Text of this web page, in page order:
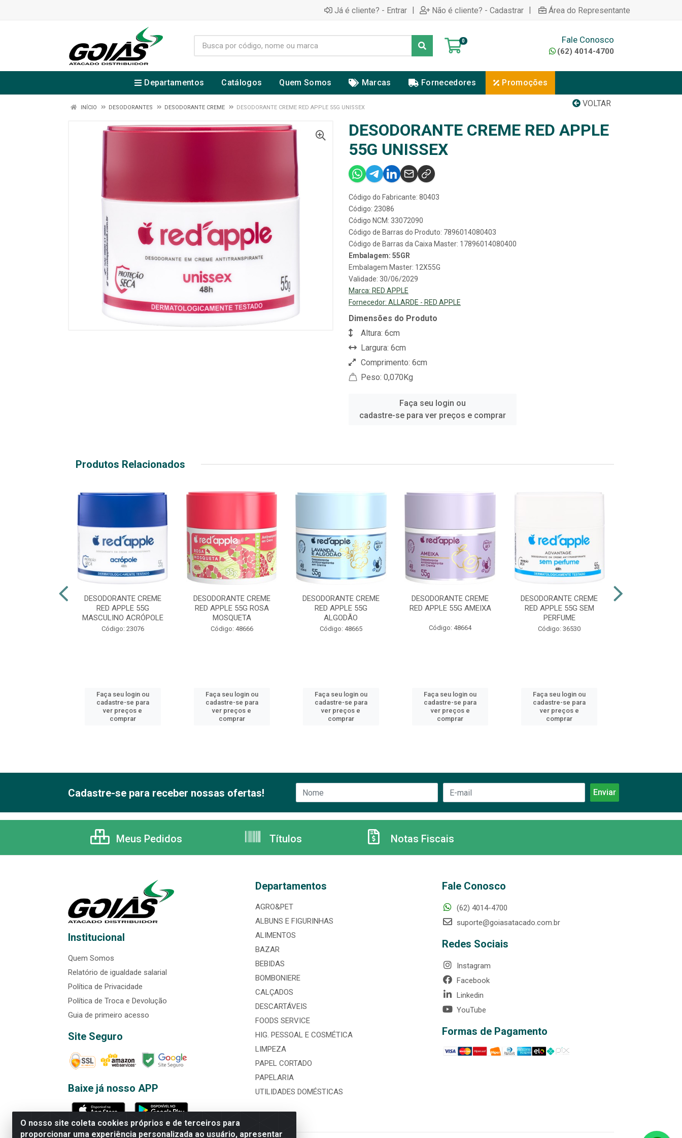
Já é cliente? - Entrar | Não é cliente? - Cadastrar | Área do Representante
0 Fale Conosco
(62) 4014-4700
Departamentos Catálogos Quem Somos Marcas Fornecedores Promoções
VOLTAR
INÍCIO DESODORANTES DESODORANTE CREME DESODORANTE CREME RED APPLE 55G UNISSEX
DESODORANTE CREME RED APPLE
55G UNISSEX
Código do Fabricante: 80403
Código: 23086
Código NCM: 33072090
Código de Barras do Produto: 7896014080403
Código de Barras da Caixa Master: 17896014080400
Embalagem: 55GR
Embalagem Master: 12X55G
Validade: 30/06/2029
Marca: RED APPLE
Fornecedor: ALLARDE - RED APPLE
Dimensões do Produto
Altura: 6cm
Largura: 6cm
Comprimento: 6cm
Peso: 0,070Kg
Faça seu login ou
cadastre-se para ver preços e comprar
Produtos Relacionados
DESODORANTE CREME
RED APPLE 55G
MASCULINO ACRÓPOLE
Código: 23076
Faça seu login ou
cadastre-se para
ver preços e
comprar
DESODORANTE CREME
RED APPLE 55G ROSA
MOSQUETA
Código: 48666
Faça seu login ou
cadastre-se para
ver preços e
comprar
DESODORANTE CREME
RED APPLE 55G
ALGODÃO
Código: 48665
Faça seu login ou
cadastre-se para
ver preços e
comprar
DESODORANTE CREME
RED APPLE 55G AMEIXA
Código: 48664
Faça seu login ou
cadastre-se para
ver preços e
comprar
DESODORANTE CREME
RED APPLE 55G SEM
PERFUME
Código: 36530
Faça seu login ou
cadastre-se para
ver preços e
comprar
O nosso site coleta cookies próprios e de terceiros para
proporcionar uma experiência personalizada ao usuário, apresentar
Cadastre-se para receber nossas ofertas!
Meus Pedidos Títulos Notas Fiscais
Institucional
Quem Somos
Relatório de igualdade salarial
Política de Privacidade
Política de Troca e Devolução
Guia de primeiro acesso
Site Seguro
Baixe já nosso APP
Departamentos
AGRO&PET
ALBUNS E FIGURINHAS
ALIMENTOS
BAZAR
BEBIDAS
BOMBONIERE
CALÇADOS
DESCARTÁVEIS
FOODS SERVICE
HIG. PESSOAL E COSMÉTICA
LIMPEZA
PAPEL CORTADO
PAPELARIA
UTILIDADES DOMÉSTICAS
Fale Conosco
(62) 4014-4700
suporte@goiasatacado.com.br
Redes Sociais
Instagram
Facebook
Linkedin
YouTube
Formas de Pagamento